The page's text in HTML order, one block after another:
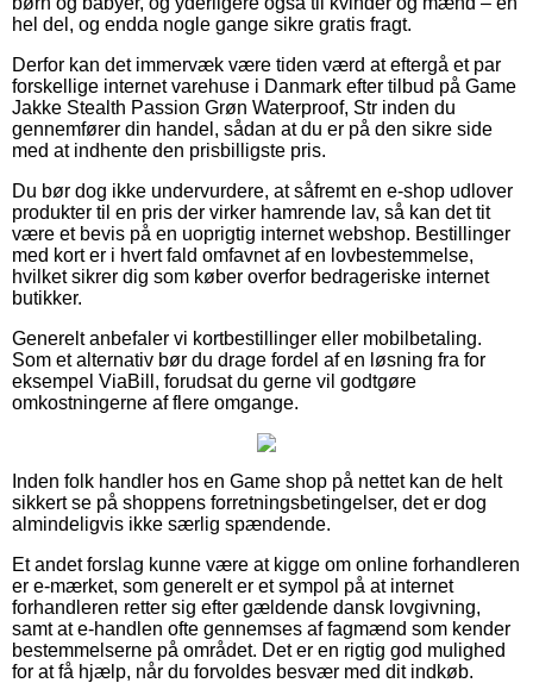
hel del, og endda nogle gange sikre gratis fragt.
Derfor kan det immervæk være tiden værd at eftergå et par
forskellige internet varehuse i Danmark efter tilbud på Game
Jakke Stealth Passion Grøn Waterproof, Str inden du
gennemfører din handel, sådan at du er på den sikre side
med at indhente den prisbilligste pris.
Du bør dog ikke undervurdere, at såfremt en e-shop udlover
produkter til en pris der virker hamrende lav, så kan det tit
være et bevis på en uoprigtig internet webshop. Bestillinger
med kort er i hvert fald omfavnet af en lovbestemmelse,
hvilket sikrer dig som køber overfor bedrageriske internet
butikker.
Generelt anbefaler vi kortbestillinger eller mobilbetaling.
Som et alternativ bør du drage fordel af en løsning fra for
eksempel ViaBill, forudsat du gerne vil godtgøre
omkostningerne af flere omgange.
Inden folk handler hos en Game shop på nettet kan de helt
sikkert se på shoppens forretningsbetingelser, det er dog
almindeligvis ikke særlig spændende.
Et andet forslag kunne være at kigge om online forhandleren
er e-mærket, som generelt er et sympol på at internet
forhandleren retter sig efter gældende dansk lovgivning,
samt at e-handlen ofte gennemses af fagmænd som kender
bestemmelserne på området. Det er en rigtig god mulighed
for at få hjælp, når du forvoldes besvær med dit indkøb.